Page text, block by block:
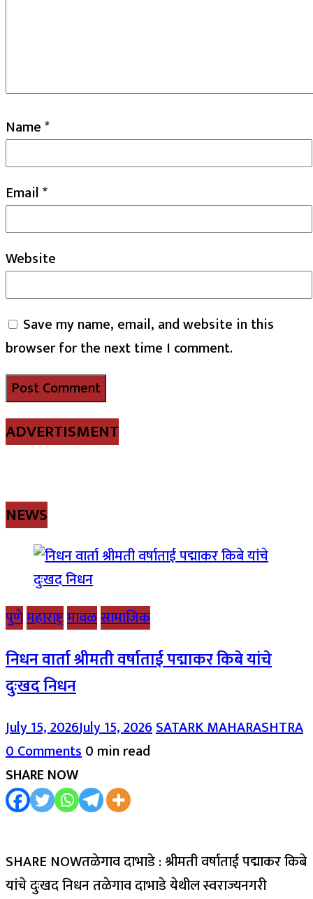
Name*
Email*
Website
Save my name, email, and website in this
browser for the next time I comment.
ADVERTISMENT
NEWS
पुणेमहाराष्ट्रमावळसामाजिक
निधन वार्ता श्रीमती वर्षाताई पद्माकर किबे यांचे
दुःखद निधन
July 15, 2026July 15, 2026SATARK MAHARASHTRA
0 Comments0 min read
SHARE NOW
SHARE NOWतळेगाव दाभाडे : श्रीमती वर्षाताई पद्माकर किबे
यांचे दुःखद निधन तळेगाव दाभाडे येथील स्वराज्यनगरी